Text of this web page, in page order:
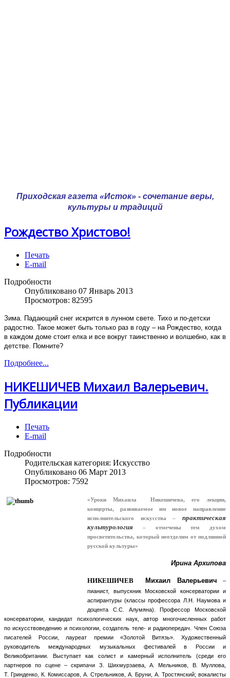
Приходская газета «Исток» - сочетание веры,
культуры и традиций
Рождество Христово!
Печать
E-mail
Подробности
Опубликовано 07 Январь 2013
Просмотров: 82595
Зима. Падающий снег искрится в лунном свете. Тихо и по-детски
радостно. Такое может быть только раз в году – на Рождество, когда
в каждом доме стоит елка и все вокруг таинственно и волшебно, как в
детстве. Помните?
Подробнее...
НИКЕШИЧЕВ Михаил Валерьевич.
Публикации
Печать
E-mail
Подробности
Родительская категория: Искусство
Опубликовано 06 Март 2013
Просмотров: 7592
«Уроки Михаила Никешичева, его лекции,
концерты, развиваемое им новое направление
исполнительского искусства –
практическая
культурология
– отмечены тем духом
просветительства, который неотделим от подлинной
русской культуры»
Ирина Архипова
НИКЕШИЧЕВ Михаил Валерьевич
–
пианист, выпускник Московской консерватории и
аспирантуры (классы профессора Л.Н. Наумова и
доцента С.С. Алумяна). Профессор Московской
консерватории, кандидат психологических наук, автор многочисленных работ
по искусствоведению и психологии, создатель теле- и радиопередач. Член Союза
писателей России, лауреат премии «Золотой Витязь». Художественный
руководитель международных музыкальных фестивалей в России и
Великобритании. Выступает как солист и камерный исполнитель (среди его
партнеров по сцене – скрипачи З. Шихмурзаева, А. Мельников, В. Муллова,
Т. Гринденко, К. Комиссаров, А. Стрельников, А. Бруни, А. Тростянский; вокалисты